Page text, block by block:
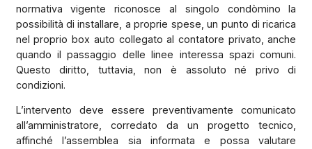
normativa vigente riconosce al singolo condòmino la
possibilità di installare, a proprie spese, un punto di ricarica
nel proprio box auto collegato al contatore privato, anche
quando il passaggio delle linee interessa spazi comuni.
Questo diritto, tuttavia, non è assoluto né privo di
condizioni.
L’intervento deve essere preventivamente comunicato
all’amministratore, corredato da un progetto tecnico,
affinché l’assemblea sia informata e possa valutare